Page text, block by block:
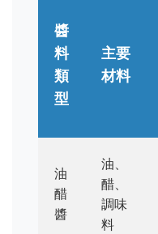
醬
料
類
型
主要
材料
油
醋
醬
油、
醋、
調味
料